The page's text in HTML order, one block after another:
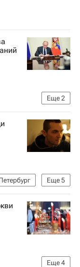
Еще2
Еще5
Еще4